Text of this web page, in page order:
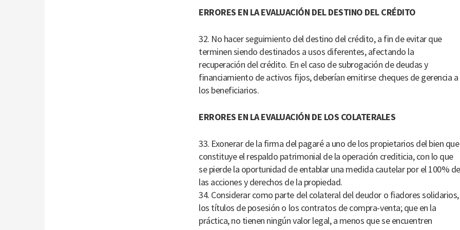
ERRORES EN LA EVALUACIÓN DEL DESTINO DEL CRÉDITO
32. No hacer seguimiento del destino del crédito, a fin de evitar que
terminen siendo destinados a usos diferentes, afectando la
recuperación del crédito. En el caso de subrogación de deudas y
financiamiento de activos fijos, deberían emitirse cheques de gerencia a
los beneficiarios.
ERRORES EN LA EVALUACIÓN DE LOS COLATERALES
33. Exonerar de la firma del pagaré a uno de los propietarios del bien que
constituye el respaldo patrimonial de la operación crediticia, con lo que
se pierde la oportunidad de entablar una medida cautelar por el 100% de
las acciones y derechos de la propiedad.
34. Considerar como parte del colateral del deudor o fiadores solidarios,
los títulos de posesión o los contratos de compra-venta; que en la
práctica, no tienen ningún valor legal, a menos que se encuentren